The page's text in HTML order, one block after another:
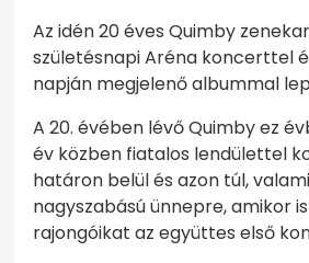
Az idén 20 éves Quimby
születésnapi Aréna koncerttel
napján megjelenő albummal
A 20. évében lévő Quimby ez
év közben fiatalos lendülettel
határon belül és azon túl,
nagyszabású ünnepre, amikor
rajongóikat az együttes első